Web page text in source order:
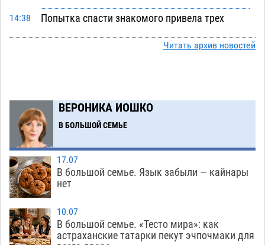
14:38
Попытка спасти знакомого привела трех
поставил жителей перед непростым выбором
12:51
Младенец погиб в крупном пожаре в
Астрахани
05.08
12:23
У астраханца в морозильной камере
05.08
Читать архив новостей
ВЕРОНИКА ИОШКО
В БОЛЬШОЙ СЕМЬЕ
17.07
В большой семье. Язык забыли — кайнары
нет
10.07
В большой семье. «Тесто мира»: как
астраханские татарки пекут эчпочмаки для